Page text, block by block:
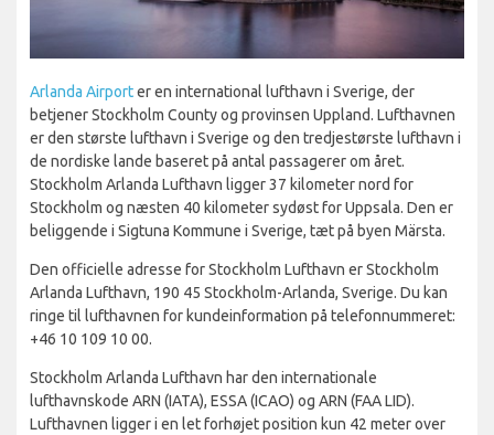
Arlanda Airporter en international lufthavn i Sverige, der
betjener Stockholm County og provinsen Uppland. Lufthavnen
er den største lufthavn i Sverige og den tredjestørste lufthavn i
de nordiske lande baseret på antal passagerer om året.
Stockholm Arlanda Lufthavn ligger 37 kilometer nord for
Stockholm og næsten 40 kilometer sydøst for Uppsala. Den er
beliggende i Sigtuna Kommune i Sverige, tæt på byen Märsta.
Den officielle adresse for Stockholm Lufthavn er Stockholm
Arlanda Lufthavn, 190 45 Stockholm-Arlanda, Sverige. Du kan
ringe til lufthavnen for kundeinformation på telefonnummeret:
+46 10 109 10 00.
Stockholm Arlanda Lufthavn har den internationale
lufthavnskode ARN (IATA), ESSA (ICAO) og ARN (FAA LID).
Lufthavnen ligger i en let forhøjet position kun 42 meter over